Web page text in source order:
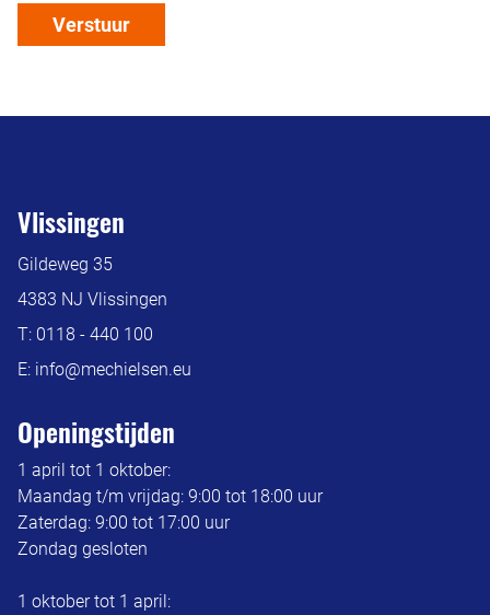
Verstuur
Vlissingen
Gildeweg 35
4383 NJ Vlissingen
T: 0118 - 440 100
E: info@mechielsen.eu
Openingstijden
1 april tot 1 oktober:
Maandag t/m vrijdag: 9:00 tot 18:00 uur
Zaterdag: 9:00 tot 17:00 uur
Zondag gesloten
1 oktober tot 1 april: